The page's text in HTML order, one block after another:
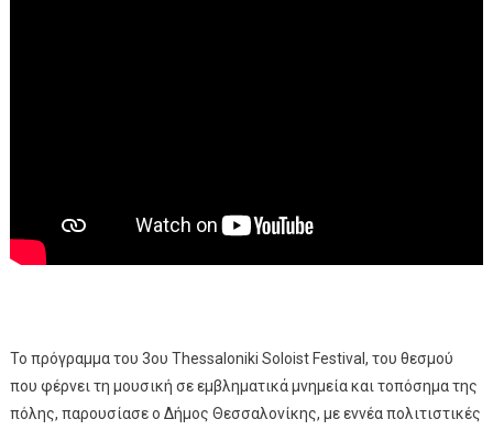
Το πρόγραμμα του 3ου Thessaloniki Soloist Festival, του θεσμού
που φέρνει τη μουσική σε εμβληματικά μνημεία και τοπόσημα της
πόλης, παρουσίασε ο Δήμος Θεσσαλονίκης, με εννέα πολιτιστικές